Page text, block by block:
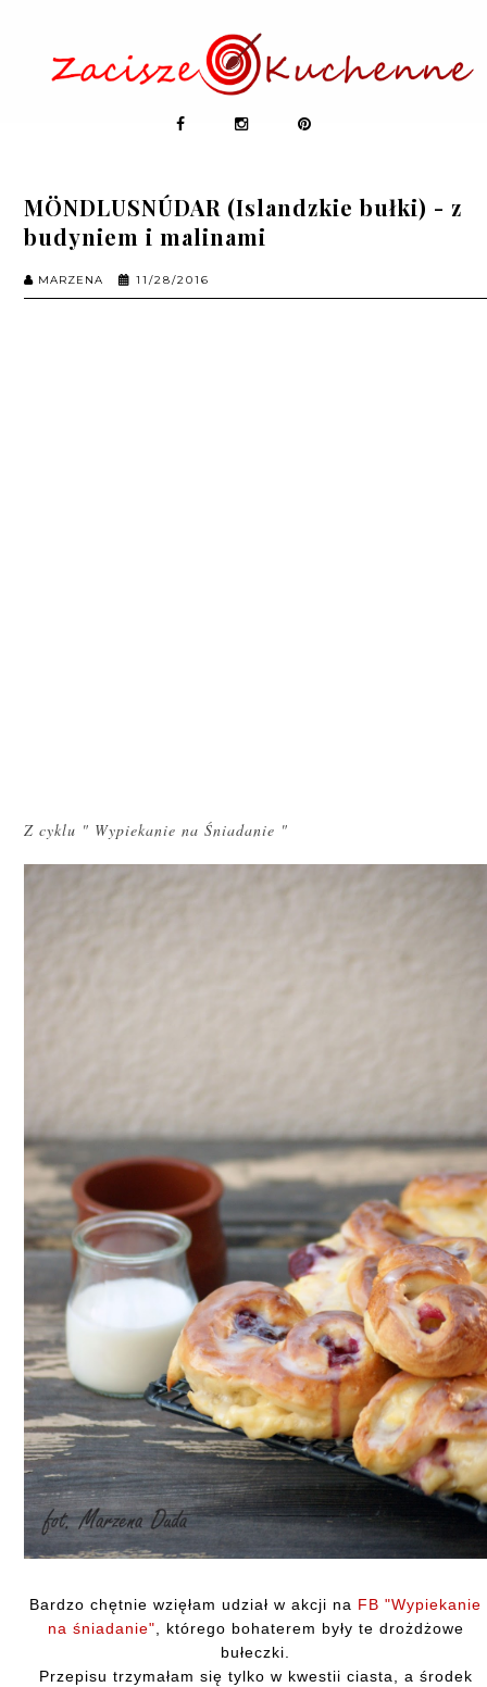
MÖNDLUSNÚDAR (Islandzkie bułki) - z
budyniem i malinami
MARZENA 11/28/2016
Z cyklu " Wypiekanie na Śniadanie "
Bardzo chętnie wzięłam udział w akcji na FB "Wypiekanie
na śniadanie" , którego bohaterem były te drożdżowe
bułeczki.
Przepisu trzymałam się tylko w kwestii ciasta, a środek